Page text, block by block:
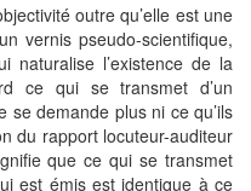
outre qu’elle est une
vernis pseudo-scientifique,
naturalise l’existence de la
ce qui se transmet d’un
demande plus ni ce qu’ils
du rapport locuteur-auditeur
que ce qui se transmet
est émis est identique à ce